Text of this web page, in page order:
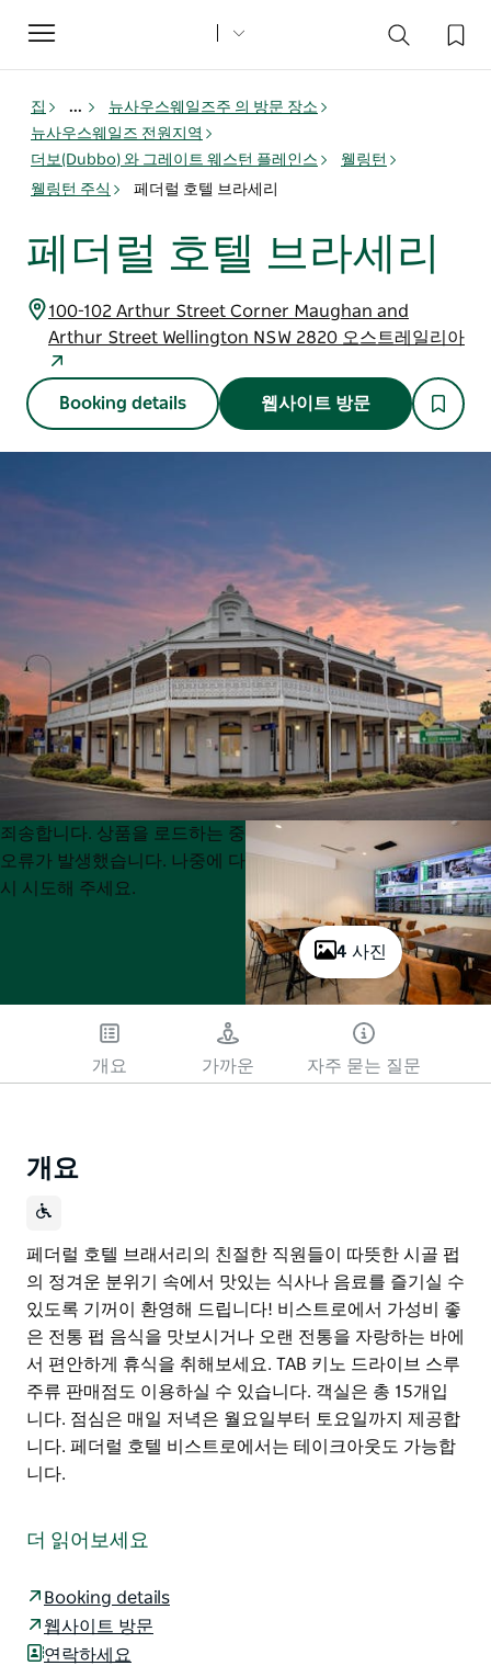
Toggle
navigation
집 ...
뉴사우스웨일즈주 의 방문 장소
뉴사우스웨일즈 전원지역
더보(Dubbo) 와 그레이트 웨스턴 플레인스
웰링턴
웰링턴 주식
페더럴 호텔 브라세리
페더럴 호텔 브라세리
100-102 Arthur Street Corner Maughan and
Arthur Street Wellington NSW 2820 오스트레일리아
Booking details 웹사이트 방문
4 사진
Product
List
Product
List
죄송합니다. 상품을 로드하는 중
오류가 발생했습니다. 나중에 다
시 시도해 주세요.
개요 가까운 자주 묻는 질문
개요
페더럴 호텔 브래서리의 친절한 직원들이 따뜻한 시골 펍
의 정겨운 분위기 속에서 맛있는 식사나 음료를 즐기실 수
있도록 기꺼이 환영해 드립니다! 비스트로에서 가성비 좋
은 전통 펍 음식을 맛보시거나 오랜 전통을 자랑하는 바에
서 편안하게 휴식을 취해보세요. TAB 키노 드라이브 스루
주류 판매점도 이용하실 수 있습니다. 객실은 총 15개입
니다. 점심은 매일 저녁은 월요일부터 토요일까지 제공합
니다. 페더럴 호텔 비스트로에서는 테이크아웃도 가능합
니다.
의 정겨운 분위기 속에서 맛있는 식사나 음료를 즐기실 수
비스트로에서 가성비 좋은 전통 펍 음식을 맛보시거나 오
랜 전통을 자랑하는 바에서 편안하게 휴식을 취해보세요.
TAB 키노 드라이브 스루 주류 판매점도 이용하실 수 있습
더 읽어보세요
Booking details
웹사이트 방문
연락하세요